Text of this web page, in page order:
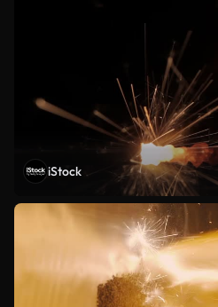
iStock